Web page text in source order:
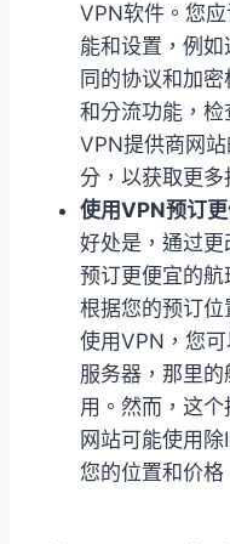
VPN软件。您
能和设置，例
同的协议和加
和分流功能，
VPN提供商网
分，以获取更多
使用VPN预订更
好处是，通过
预订更便宜的
根据您的预订
使用VPN，您
服务器，那里
用。然而，这
网站可能使用
您的位置和价格